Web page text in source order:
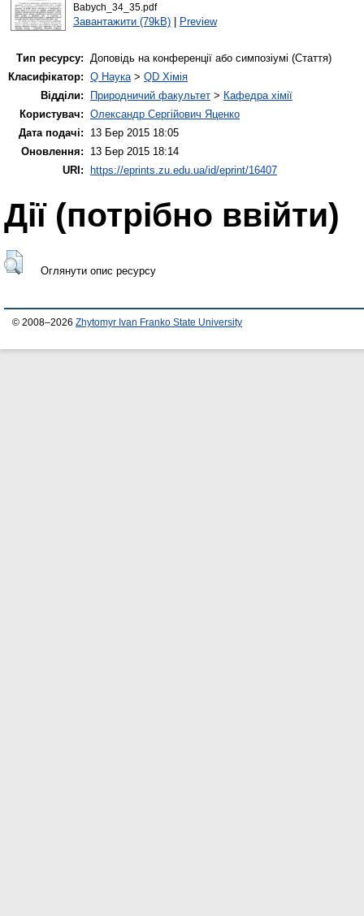
Babych_34_35.pdf
Завантажити (79kB)| Preview
Тип ресурсу: Доповідь на конференції або симпозіумі (Стаття)
Класифікатор: Q Наука> QD Хімія
Відділи:
Природничий факультет > Кафедра хімії
Користувач: Олександр Сергійович Яценко
Дата подачі:
13 Бер 2015 18:05
Оновлення:
13 Бер 2015 18:14
URI:
https://eprints.zu.edu.ua/id/eprint/16407
Дії ​​(потрібно ввійти)
Оглянути опис ресурсу
© 2008–2026 Zhytomyr Ivan Franko State University